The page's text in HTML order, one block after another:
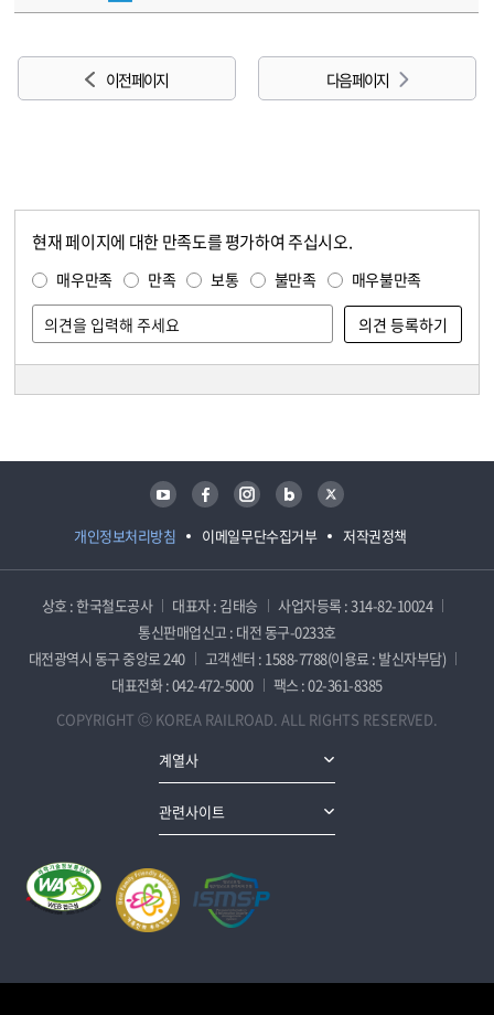
이전 페이지 다음 페이지
현재 페이지에 대한 만족도를 평가하여 주십시오.
매우만족 만족 보통 불만족 매우불만족
개인정보처리방침 이메일무단수집거부 저작권정책
유튜브 페이스북 인스타그램 블로그 트위터
상호 : 한국철도공사 대표자 : 김태승
사업자등록 : 314-82-10024
통신판매업신고 : 대전 동구-0233호
대전광역시 동구 중앙로 240
고객센터 : 1588-7788(이용료 : 발신자부담)
대표전화 : 042-472-5000
팩스 : 02-361-8385
COPYRIGHT ⓒ KOREA RAILROAD. ALL RIGHTS RESERVED.
계열사
관련사이트